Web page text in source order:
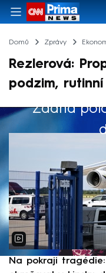
Domů Zprávy
Rezlerová:
podzim,
Žádná
Výběr redakce
Na pokraji